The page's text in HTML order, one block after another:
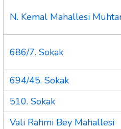
N. Kemal Mahallesi
686/7. Sokak
694/45. Sokak
510. Sokak
Vali Rahmi Bey Mahallesi